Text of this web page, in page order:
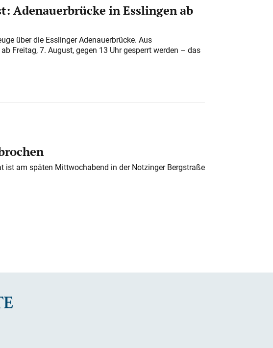
Adenauerbrücke in Esslingen ab
über die Esslinger Adenauerbrücke. Aus
Freitag, 7. August, gegen 13 Uhr gesperrt werden – das
ist am späten Mittwochabend in der Notzinger Bergstraße